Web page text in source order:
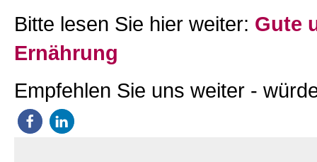
Bitte lesen Sie hier weiter: Gute
Ernährung
Empfehlen Sie uns weiter -